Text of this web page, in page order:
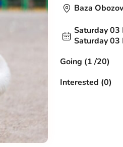
Baza
Saturday 03
Saturday 03
Going (1 /20)
Interested (0)